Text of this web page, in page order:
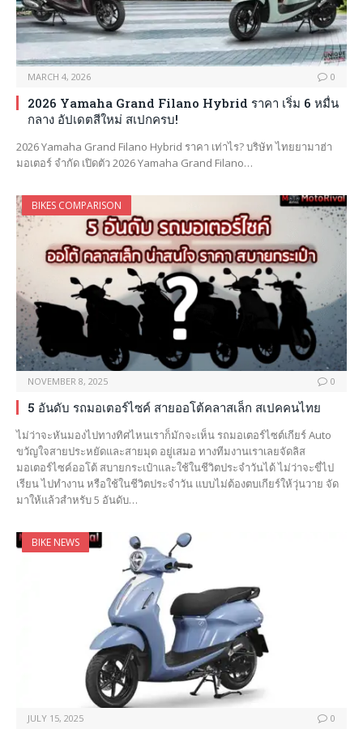
MARCH 4, 2026 0
2026 Yamaha Grand Filano Hybrid ราคา เริ่ม 6 หมื่น
กลาง อัปเดตสีใหม่ สเปกครบ!
2026 Yamaha Grand Filano Hybrid ราคา เท่าไร? บริษัท ไทยยามาฮ่า
มอเตอร์ จำกัด เปิดตัว 2026 Yamaha Grand Filano…
BIKES COMPARISON
NOVEMBER 8, 2025 0
5 อันดับ รถมอเตอร์ไซค์ สายออโต้คลาสเล็ก สเปคคนไทย
ไม่ว่าจะหันมองไปทางทิศไหนเราก็มักจะเห็น รถมอเตอร์ไซต์เกียร์ Auto
ขวัญใจสายประหยัดและสายมุด อยู่เสมอ ทางทีมงานเราเลยจัดลิส
มอเตอร์ไซค์ออโต้ สบายกระเป๋าและใช้ในชีวิตประจำวันได้ ไม่ว่าจะขี่ไป
เรียน ไปทำงาน หรือใช้ในชีวิตประจำวัน แบบไม่ต้องตบเกียร์ให้วุ่นวาย จัด
มาให้แล้วสำหรับ 5 อันดับ…
BIKE NEWS
JULY 15, 2025 0